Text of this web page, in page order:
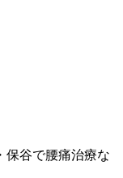
保谷で腰痛治療な